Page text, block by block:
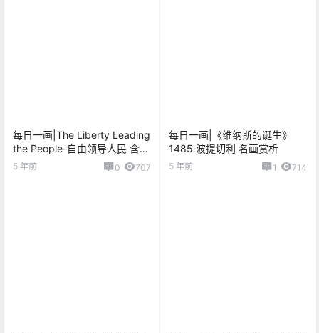
每日一画|The Liberty Leading
the People-自由领导人民 含原
图下载
5 年前 0 707
每日一画|《维纳斯的诞生》
1485 波提切利 名画赏析
5 年前 1 714